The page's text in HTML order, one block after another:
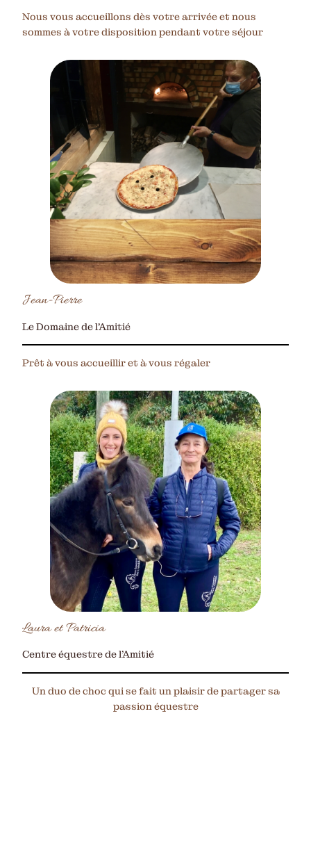
Nous vous accueillons dès votre arrivée et nous
sommes à votre disposition pendant votre séjour
Jean-Pierre
Le Domaine de l’Amitié
Prêt à vous accueillir et à vous régaler
Laura et Patricia
Centre équestre de l’Amitié
Un duo de choc qui se fait un plaisir de partager sa
passion équestre